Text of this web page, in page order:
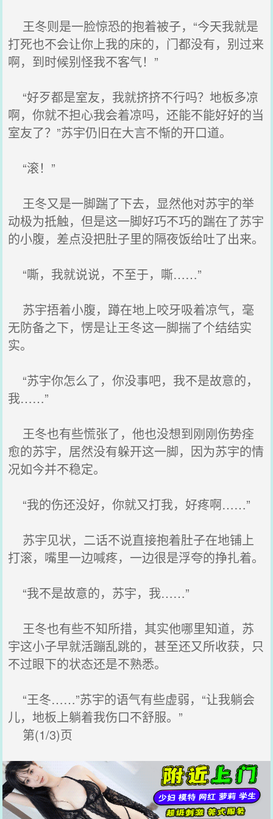
王冬则是一脸惊恐的抱着被子，“今天我就是
打死也不会让你上我的床的，门都没有，别过来
啊，到时候别怪我不客气！”
“好歹都是室友，我就挤挤不行吗？地板多凉
啊，你就不担心我会着凉吗，还能不能好好的当
室友了？”苏宇仍旧在大言不惭的开口道。
“滚！”
王冬又是一脚踹了下去，显然他对苏宇的举
动极为抵触，但是这一脚好巧不巧的踹在了苏宇
的小腹，差点没把肚子里的隔夜饭给吐了出来。
“嘶，我就说说，不至于，嘶……”
苏宇捂着小腹，蹲在地上咬牙吸着凉气，毫
无防备之下，愣是让王冬这一脚揣了个结结实
实。
“苏宇你怎么了，你没事吧，我不是故意的，
我……”
王冬也有些慌张了，他也没想到刚刚伤势痊
愈的苏宇，居然没有躲开这一脚，因为苏宇的情
况如今并不稳定。
“我的伤还没好，你就又打我，好疼啊……”
苏宇见状，二话不说直接抱着肚子在地铺上
打滚，嘴里一边喊疼，一边很是浮夸的挣扎着。
“我不是故意的，苏宇，我……”
王冬也有些不知所措，其实他哪里知道，苏
宇这小子早就活蹦乱跳的，甚至还又所收获，只
不过眼下的状态还是不熟悉。
“王冬……”苏宇的语气有些虚弱，“让我躺会
儿，地板上躺着我伤口不舒服。”
第(1/3)页